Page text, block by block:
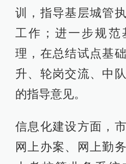
训，指导基层城管
工作；进一步规范
理，在总结试点基
升、轮岗交流、中
的指导意见。
信息化建设方面，
网上办案、网上勤